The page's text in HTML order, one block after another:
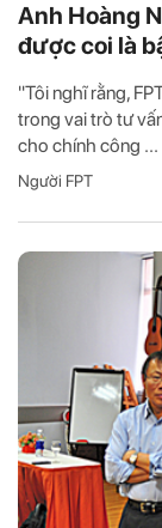
Anh Hoàng
được coi là
"Tôi nghĩ rằng,
trong vai trò tư
cho chính công ...
Người FPT